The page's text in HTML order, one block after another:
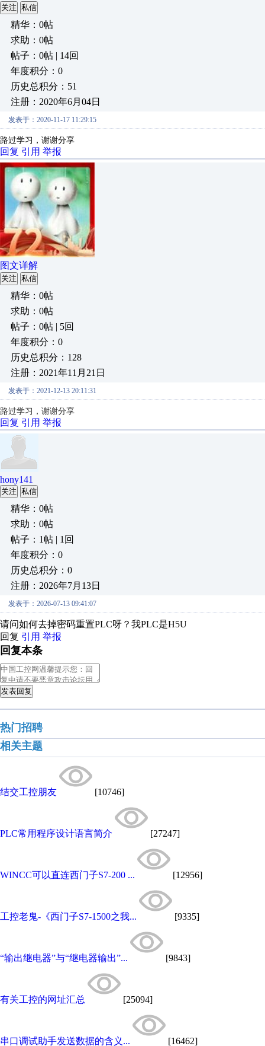
关注 私信
精华：0帖
求助：0帖
帖子：0帖 | 14回
年度积分：0
历史总积分：51
注册：2020年6月04日
发表于：2020-11-17 11:29:15
路过学习，谢谢分享
回复 引用 举报
图文详解
关注 私信
精华：0帖
求助：0帖
帖子：0帖 | 5回
年度积分：0
历史总积分：128
注册：2021年11月21日
发表于：2021-12-13 20:11:31
路过学习，谢谢分享
回复 引用 举报
hony141
关注 私信
精华：0帖
求助：0帖
帖子：1帖 | 1回
年度积分：0
历史总积分：0
注册：2026年7月13日
发表于：2026-07-13 09:41:07
请问如何去掉密码重置PLC呀？我PLC是H5U
回复 引用 举报
回复本条
发表回复
热门招聘
相关主题
结交工控朋友 [10746]
PLC常用程序设计语言简介 [27247]
WINCC可以直连西门子S7-200 ... [12956]
工控老鬼-《西门子S7-1500之我... [9335]
“输出继电器”与“继电器输出”... [9843]
有关工控的网址汇总 [25094]
串口调试助手发送数据的含义... [16462]